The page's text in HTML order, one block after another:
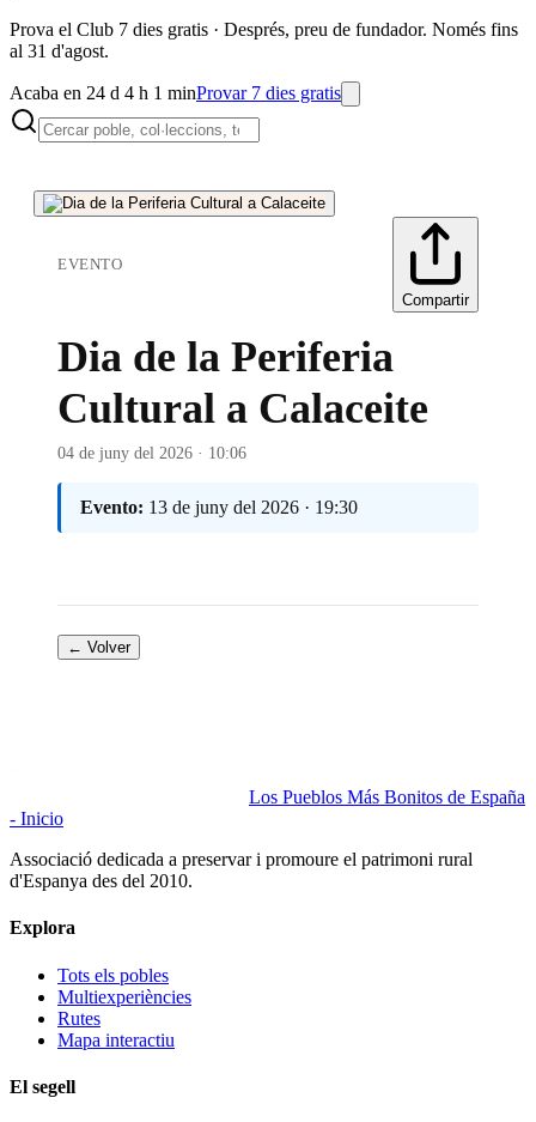
Prova el Club 7 dies gratis · Després, preu de fundador. Només fins
al 31 d'agost.
Acaba en 24 d 4 h 1 minProvar 7 dies gratis
EVENTO
Compartir
Dia de la Periferia
Cultural a Calaceite
04 de juny del 2026 · 10:06
Evento: 13 de juny del 2026 · 19:30
← Volver
Los Pueblos Más Bonitos de España
- Inicio
Associació dedicada a preservar i promoure el patrimoni rural
d'Espanya des del 2010.
Explora
Tots els pobles
Multiexperiències
Rutes
Mapa interactiu
El segell